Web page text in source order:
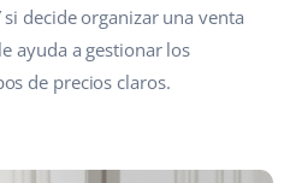
decide organizar una venta
ayuda a gestionar los
de precios claros.